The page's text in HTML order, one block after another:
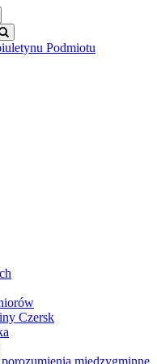
Czersk
międzygminne